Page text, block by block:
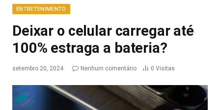
ENTRETENIMENTO
Deixar o celular carregar até
100% estraga a bateria?
setembro 20, 2024 Nenhum comentário 0 Visitas